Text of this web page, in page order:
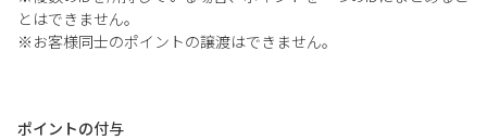
とはできません。
※お客様同士のポイントの譲渡はできません。
ポイントの付与